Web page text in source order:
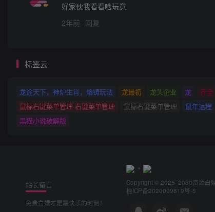
好家伙我看看啥玩意
2年前 回复
标签云
龙途天下，神炉生肖，熔铸玩法 龙最初 龙头企业 龙 齐全
鼠标右键菜单管理 右键菜单管理
鼠标右键菜单管理 鼠年运程
黑猫小说破解版
站长留言
免费白嫖才是最快乐的时刻！
Copyright © 2025· 2030资源白
桂ICP备2020009819号-5